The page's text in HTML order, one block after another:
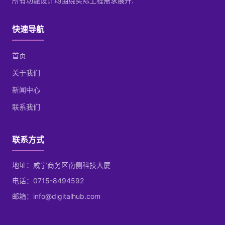
快速导航
首页
关于我们
新闻中心
联系我们
联系方式
地址：咸宁商务区南侧科技大厦
电话：0715-8494592
邮箱：info@digitalhub.com